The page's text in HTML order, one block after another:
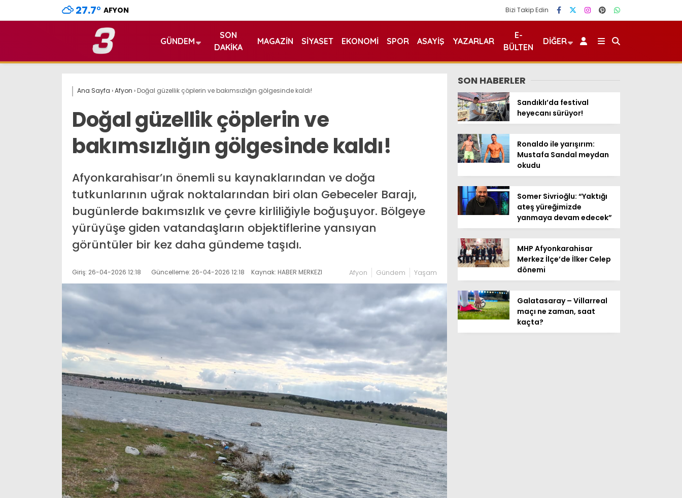
27.7° AFYON Bizi Takip Edin
GÜNDEM
SON
DAKIKA
MAGAZIN SIYASET EKONOMI SPOR ASAYIŞ YAZARLAR
E-
BÜLTEN
DIĞER
Ana Sayfa ›Afyon › Doğal güzellik çöplerin ve bakımsızlığın gölgesinde kaldı!
Doğal güzellik çöplerin ve
bakımsızlığın gölgesinde kaldı!
Afyonkarahisar’ın önemli su kaynaklarından ve doğa
tutkunlarının uğrak noktalarından biri olan Gebeceler Barajı,
bugünlerde bakımsızlık ve çevre kirliliğiyle boğuşuyor. Bölgeye
yürüyüşe giden vatandaşların objektiflerine yansıyan
görüntüler bir kez daha gündeme taşıdı.
Giriş: 26-04-2026 12:18 Güncelleme: 26-04-2026 12:18 Kaynak: HABER MERKEZI Afyon Gündem Yaşam
SON HABERLER
Sandıklı’da festival
heyecanı sürüyor!
Ronaldo ile yarışırım:
Mustafa Sandal meydan
okudu
Somer Sivrioğlu: “Yaktığı
ateş yüreğimizde
yanmaya devam edecek”
MHP Afyonkarahisar
Merkez İlçe’de İlker Celep
dönemi
Galatasaray – Villarreal
maçı ne zaman, saat
kaçta?